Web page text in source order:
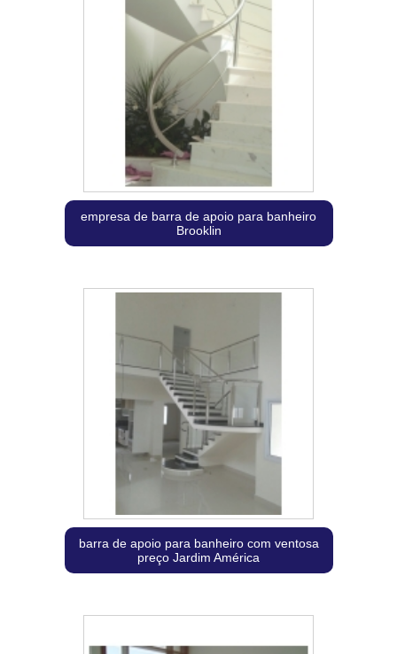
empresa de barra de apoio para banheiro
Brooklin
barra de apoio para banheiro com ventosa
preço Jardim América